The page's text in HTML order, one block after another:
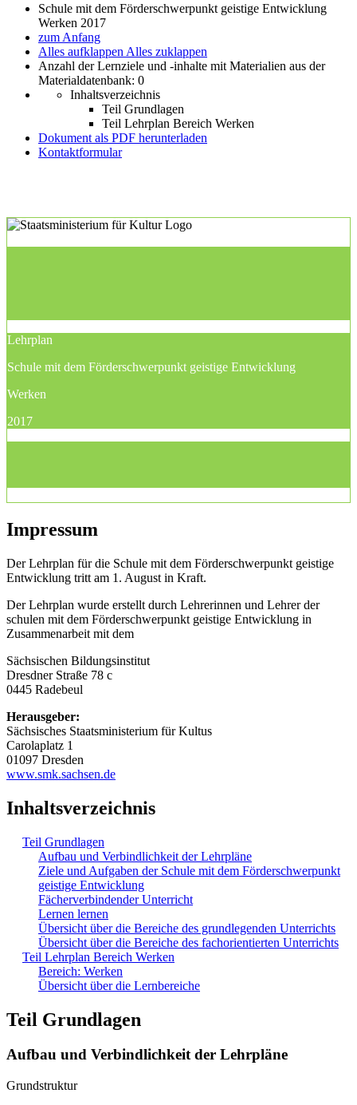
Schule mit dem Förderschwerpunkt geistige Entwicklung
Werken 2017
zum Anfang
Alles aufklappen Alles zuklappen
Anzahl der Lernziele und -inhalte mit Materialien aus der
Materialdatenbank: 0
Inhaltsverzeichnis
Teil Grundlagen
Teil Lehrplan Bereich Werken
Dokument als PDF herunterladen
Kontaktformular
Lehrplan
Schule mit dem Förderschwerpunkt geistige Entwicklung
Werken
2017
Impressum
Der Lehrplan für die Schule mit dem Förderschwerpunkt geistige
Entwicklung tritt am 1. August in Kraft.
Der Lehrplan wurde erstellt durch Lehrerinnen und Lehrer der
schulen mit dem Förderschwerpunkt geistige Entwicklung in
Zusammenarbeit mit dem
Sächsischen Bildungsinstitut
Dresdner Straße 78 c
0445 Radebeul
Herausgeber:
Sächsisches Staatsministerium für Kultus
Carolaplatz 1
01097 Dresden
www.smk.sachsen.de
Inhaltsverzeichnis
Teil Grundlagen
Aufbau und Verbindlichkeit der Lehrpläne
Ziele und Aufgaben der Schule mit dem Förderschwerpunkt
geistige Entwicklung
Fächerverbindender Unterricht
Lernen lernen
Übersicht über die Bereiche des grundlegenden Unterrichts
Übersicht über die Bereiche des fachorientierten Unterrichts
Teil Lehrplan Bereich Werken
Bereich: Werken
Übersicht über die Lernbereiche
Teil Grundlagen
Aufbau und Verbindlichkeit der Lehrpläne
Grundstruktur